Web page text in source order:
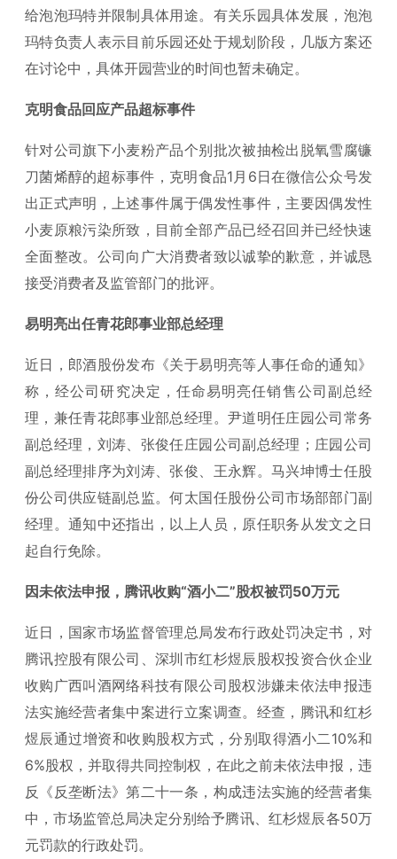
给泡泡玛特并限制具体用途。有关乐园具体发展，泡泡
玛特负责人表示目前乐园还处于规划阶段，几版方案还
在讨论中，具体开园营业的时间也暂未确定。
克明食品回应产品超标事件
针对公司旗下小麦粉产品个别批次被抽检出脱氧雪腐镰
刀菌烯醇的超标事件，克明食品1月6日在微信公众号发
出正式声明，上述事件属于偶发性事件，主要因偶发性
小麦原粮污染所致，目前全部产品已经召回并已经快速
全面整改。公司向广大消费者致以诚挚的歉意，并诚恳
接受消费者及监管部门的批评。
易明亮出任青花郎事业部总经理
近日，郎酒股份发布《关于易明亮等人事任命的通知》
称，经公司研究决定，任命易明亮任销售公司副总经
理，兼任青花郎事业部总经理。尹道明任庄园公司常务
副总经理，刘涛、张俊任庄园公司副总经理；庄园公司
副总经理排序为刘涛、张俊、王永辉。马兴坤博士任股
份公司供应链副总监。何太国任股份公司市场部部门副
经理。通知中还指出，以上人员，原任职务从发文之日
起自行免除。
因未依法申报，腾讯收购“酒小二”股权被罚50万元
近日，国家市场监督管理总局发布行政处罚决定书，对
腾讯控股有限公司、深圳市红杉煜辰股权投资合伙企业
收购广西叫酒网络科技有限公司股权涉嫌未依法申报违
法实施经营者集中案进行立案调查。经查，腾讯和红杉
煜辰通过增资和收购股权方式，分别取得酒小二10%和
6%股权，并取得共同控制权，在此之前未依法申报，违
反《反垄断法》第二十一条，构成违法实施的经营者集
中，市场监管总局决定分别给予腾讯、红杉煜辰各50万
元罚款的行政处罚。